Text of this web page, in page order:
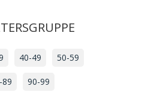
40-49 50-59
89 90-99